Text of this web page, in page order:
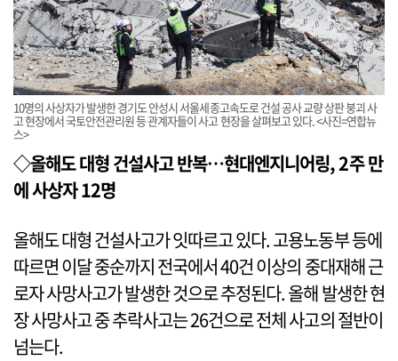
10명의 사상자가 발생한 경기도 안성시 서울세종고속도로 건설 공사 교량 상판 붕괴 사
고 현장에서 국토안전관리원 등 관계자들이 사고 현장을 살펴보고 있다. <사진=연합뉴
스>
◇올해도 대형 건설사고 반복…현대엔지니어링, 2주 만
에 사상자 12명
올해도 대형 건설사고가 잇따르고 있다. 고용노동부 등에
따르면 이달 중순까지 전국에서 40건 이상의 중대재해 근
로자 사망사고가 발생한 것으로 추정된다. 올해 발생한 현
장 사망사고 중 추락사고는 26건으로 전체 사고의 절반이
넘는다.